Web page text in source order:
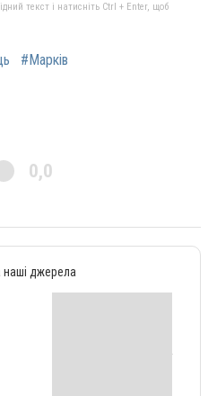
текст і натисніть Ctrl + Enter, щоб
#Марків
0,0
наші джерела